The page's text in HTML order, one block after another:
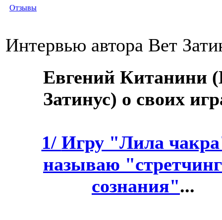
Отзывы
Интервью автора Вет
Евгений Китанини
Затинус) о своих
1/ Игру "Лила
называю
сознания"...